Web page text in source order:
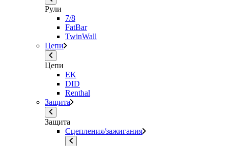
Рули
7/8
FatBar
TwinWall
Цепи
Цепи
EK
DID
Renthal
Защита
Защита
Сцепления/зажигания